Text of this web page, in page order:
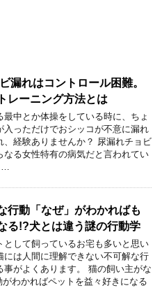
漏れはコントロール困難。
レーニング方法とは
最中とか体操をしている時に、ちょ
入っただけでおシッコが不意に漏れ
、経験ありませんか？ 尿漏れチョビ
なる女性特有の病気だと言われてい
…
行動「なぜ」がわかればも
る!?犬とは違う謎の行動学
として飼っているお宅も多いと思い
には人間に理解できない不可解な行
事がよくあります。 猫の飼い主がな
わかればペットを益々好きになる